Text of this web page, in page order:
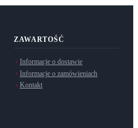
ZAWARTOŚĆ
Informacje o dostawie
Informacje o zamówieniach
Kontakt